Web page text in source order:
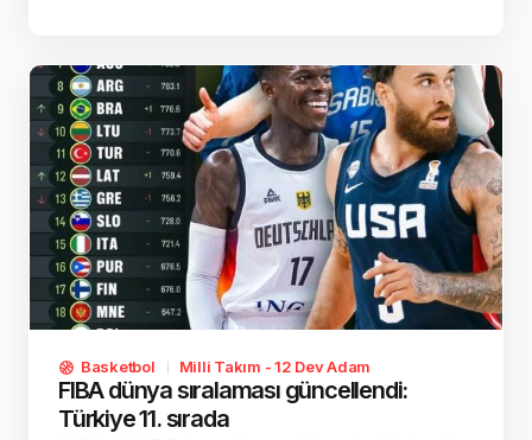
Basketbol Milli Takım - 12 Dev Adam
FIBA dünya sıralaması güncellendi:
Türkiye 11. sırada